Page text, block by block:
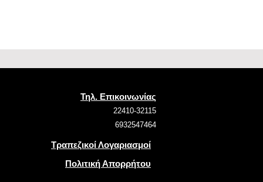
Τηλ. Επικοινωνίας
22410-32115
6932547464
Τραπεζικοί Λογαριασμοί
Πολιτική Απορρήτου